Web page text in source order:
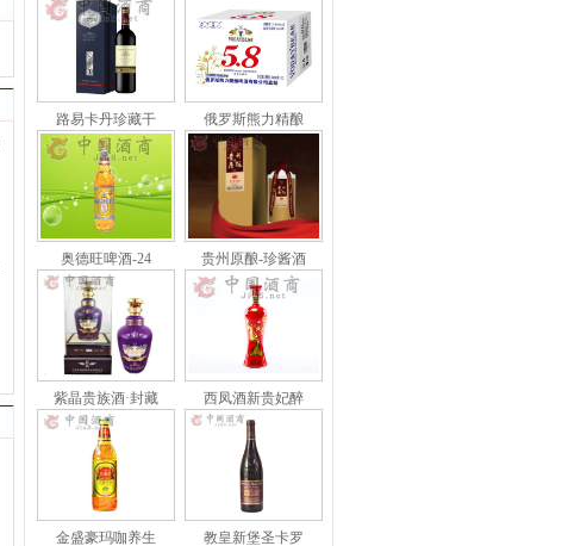
路易卡丹珍藏干 俄罗斯熊力精酿
奥德旺啤酒-24 贵州原酿-珍酱酒
紫晶贵族酒·封藏 西凤酒新贵妃醉
金盛豪玛咖养生 教皇新堡圣卡罗